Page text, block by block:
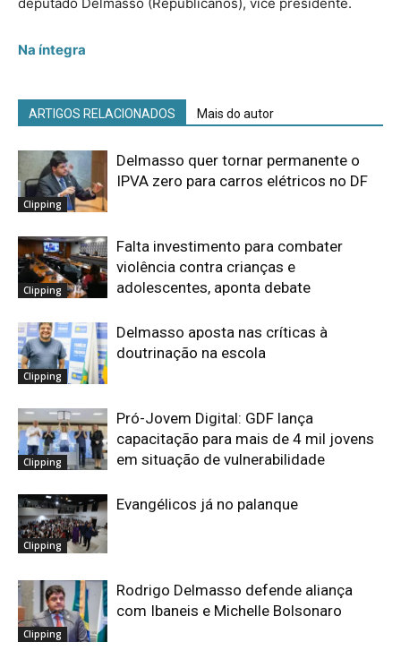
Na íntegra
ARTIGOS RELACIONADOS Mais do autor
Clipping
Delmasso quer tornar permanente o
IPVA zero para carros elétricos no DF
Clipping
Falta investimento para combater
violência contra crianças e
adolescentes, aponta debate
Clipping
Delmasso aposta nas críticas à
doutrinação na escola
Clipping
Pró-Jovem Digital: GDF lança
capacitação para mais de 4 mil jovens
em situação de vulnerabilidade
Clipping
Evangélicos já no palanque
Clipping
Rodrigo Delmasso defende aliança
com Ibaneis e Michelle Bolsonaro